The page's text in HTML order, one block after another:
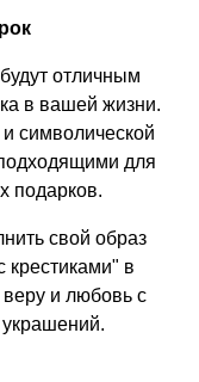
отличным
в вашей жизни.
символической
для
подарков.
свой образ
в
и любовь с